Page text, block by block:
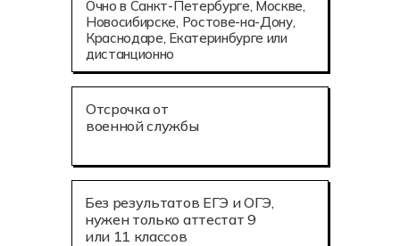
Отсрочка от
военной службы
Без результатов ЕГЭ и ОГЭ,
нужен только аттестат 9
или 11 классов
Очно в Санкт-Петербурге, Москве,
Новосибирске, Ростове-на-Дону,
Краснодаре, Екатеринбурге или
дистанционно